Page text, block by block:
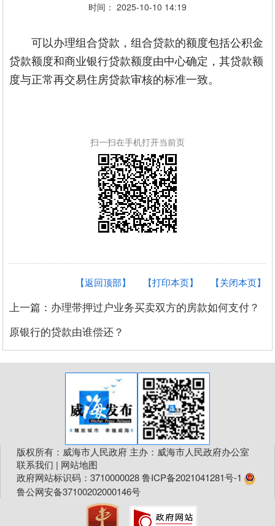
时间： 2025-10-10 14:19
可以办理组合贷款，组合贷款的额度包括公积金
贷款额度和商业银行贷款额度由中心确定，其贷款额
度与正常再交易住房贷款审核的标准一致。
扫一扫在手机打开当前页
【关闭本页】
【打印本页】
【返回顶部】
上一篇：办理带押过户业务买卖双方的房款如何支付？
原银行的贷款由谁偿还？
版权所有：威海市人民政府 主办：威海市人民政府办公室
联系我们 | 网站地图
政府网站标识码：3710000028鲁ICP备2021041281号-1
鲁公网安备37100202000146号